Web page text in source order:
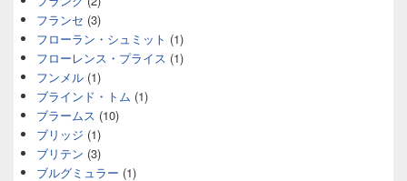
フランセ (3)
フローラン・シュミット (1)
フローレンス・プライス (1)
フンメル (1)
ブラインド・トム (1)
ブラームス (10)
ブリッジ (1)
ブリテン (3)
ブルグミュラー (1)